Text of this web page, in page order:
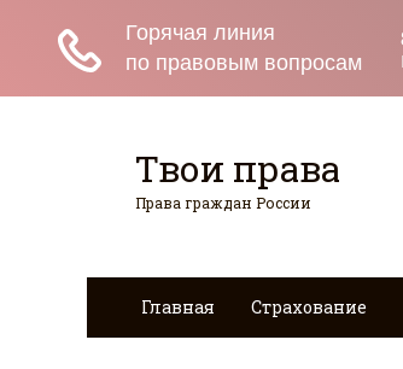
Твои права
Права граждан России
Главная Страхование